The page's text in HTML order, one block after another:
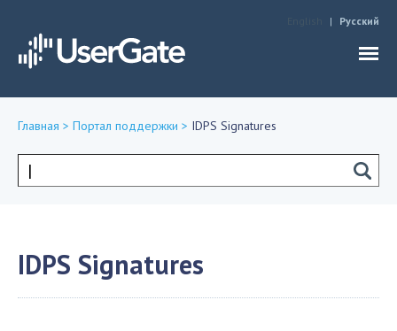
Русский
здесь
Главная > Портал поддержки > IDPS Signatures
Форма
IDPS Signatures